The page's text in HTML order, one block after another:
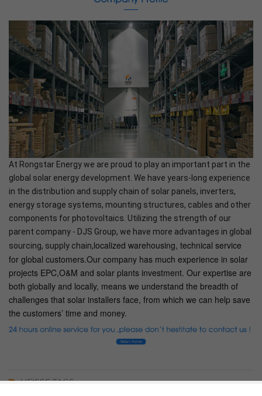
At Rongstar Energy we are proud to play an important part in the
global solar energy development. We have years-long experience
in the distribution and supply chain of solar panels, inverters,
energy storage systems, mounting structures, cables and other
components for photovoltaics. Utilizing the strength of our
parent company - DJS Group, we have more advantages in global
sourcing, supply chain,localized warehousing, technical service
for global customers.Our company has much experience in solar
projects EPC,O&M and solar plants investment. Our expertise are
both globally and locally, means we understand the breadth of
challenges that solar installers face, from which we can help save
the customers’ time and money.
HEISSE TAGS :